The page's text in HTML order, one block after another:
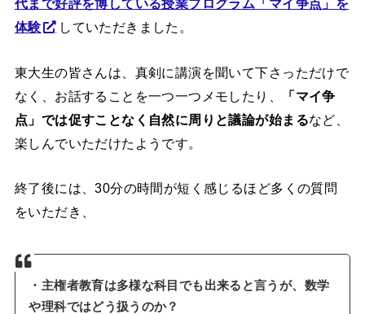
代まで好評を博している授業プログラム「マイ争点」を
体験
していただきました。
東大生の皆さんは、真剣に講演を聞いて下さっただけで
なく、お話することを一つ一つメモしたり、
「マイ争
点」では促すことなく自然に周りと議論が始まるなど、
楽しんでいただけたようです。
終了後には、30分の時間が短く感じるほど多くの質問
をいただき、
・主権者教育は多様な科目でも出来ると言うが、数学
や理科ではどう扱うのか？